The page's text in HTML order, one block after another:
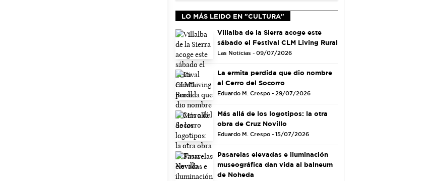
LO MÁS LEIDO EN "CULTURA"
Villalba de la Sierra acoge este
sábado el Festival CLM Living Rural
Las Noticias - 09/07/2026
La ermita perdida que dio nombre
al Cerro del Socorro
Eduardo M. Crespo - 29/07/2026
Más allá de los logotipos: la otra
obra de Cruz Novillo
Eduardo M. Crespo - 15/07/2026
Pasarelas elevadas e iluminación
museográfica dan vida al balneum
de Noheda